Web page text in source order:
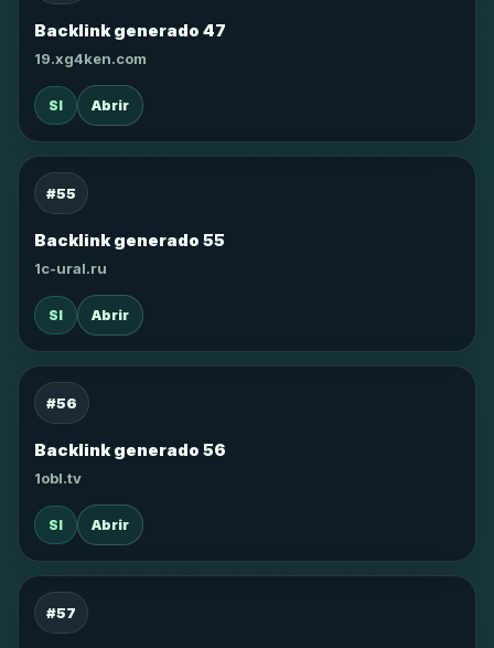
Backlink generado 47
19.xg4ken.com
SI Abrir
#55
Backlink generado 55
1c-ural.ru
SI Abrir
#56
Backlink generado 56
1obl.tv
SI Abrir
#57